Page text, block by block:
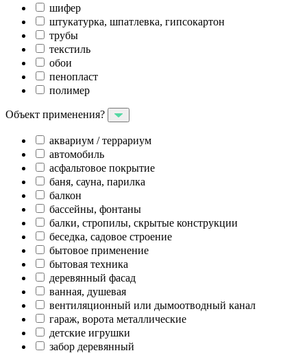
шифер
штукатурка, шпатлевка, гипсокартон
трубы
текстиль
обои
пенопласт
полимер
Объект применения?
аквариум / террариум
автомобиль
асфальтовое покрытие
баня, сауна, парилка
балкон
бассейны, фонтаны
балки, стропилы, скрытые конструкции
беседка, садовое строение
бытовое применение
бытовая техника
деревянный фасад
ванная, душевая
вентиляционный или дымоотводный канал
гараж, ворота металлические
детские игрушки
забор деревянный